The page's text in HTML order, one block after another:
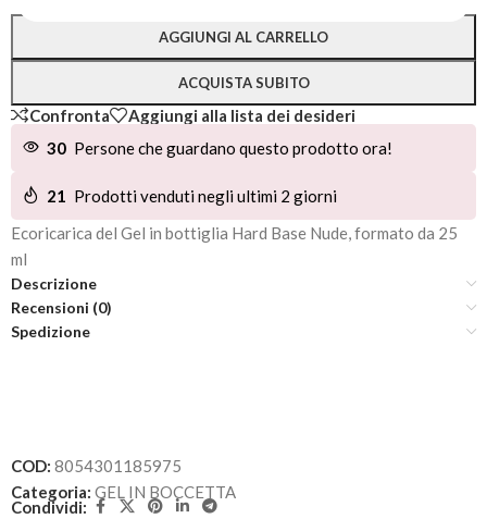
AGGIUNGI AL CARRELLO
ACQUISTA SUBITO
Confronta
Aggiungi alla lista dei desideri
30 Persone che guardano questo prodotto ora!
21 Prodotti venduti negli ultimi 2 giorni
Ecoricarica del Gel in bottiglia Hard Base Nude, formato da 25
ml
Descrizione
Recensioni (0)
Spedizione
COD: 8054301185975
Categoria: GEL IN BOCCETTA
Condividi: